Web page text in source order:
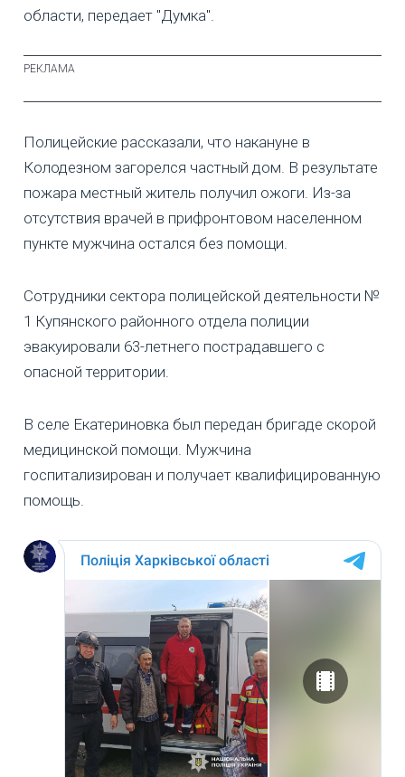
области, передает "Думка".
Полицейские рассказали, что накануне в
Колодезном загорелся частный дом. В результате
пожара местный житель получил ожоги. Из-за
отсутствия врачей в прифронтовом населенном
пункте мужчина остался без помощи.
Сотрудники сектора полицейской деятельности №
1 Купянского районного отдела полиции
эвакуировали 63-летнего пострадавшего с
опасной территории.
В селе Екатериновка был передан бригаде скорой
медицинской помощи. Мужчина
госпитализирован и получает квалифицированную
помощь.